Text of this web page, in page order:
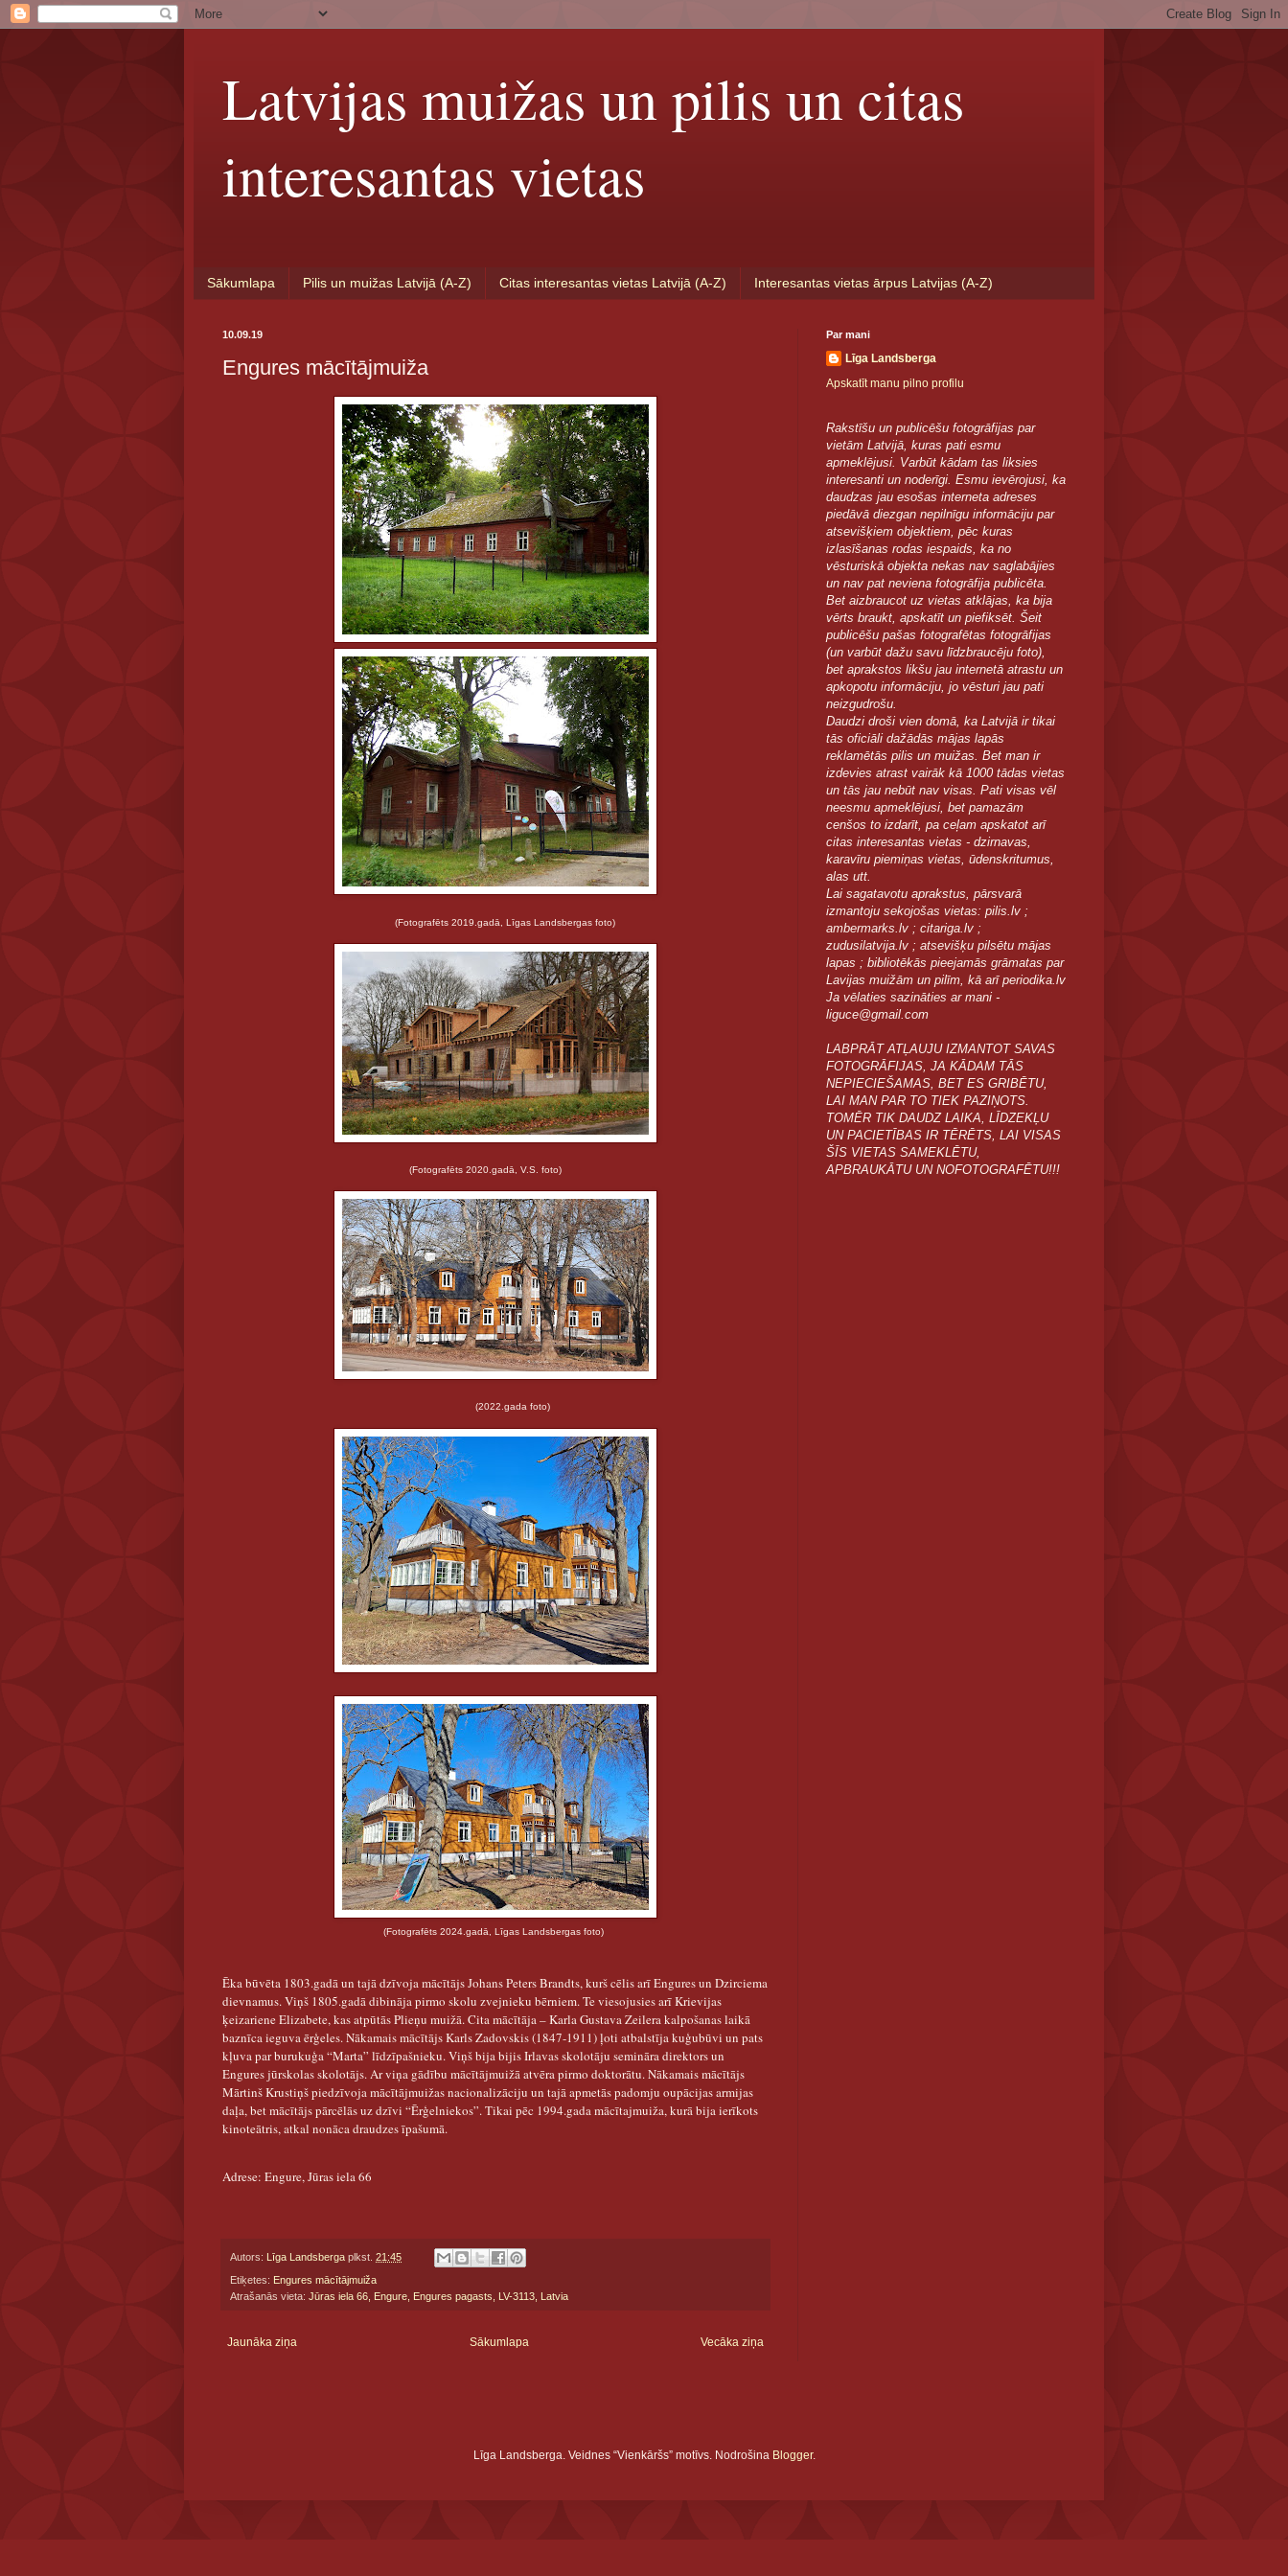
Latvijas muižas un pilis un citas
interesantas vietas
Sākumlapa Pilis un muižas Latvijā (A-Z) Citas interesantas vietas Latvijā (A-Z) Interesantas vietas ārpus Latvijas (A-Z)
10.09.19
Engures mācītājmuiža
(Fotografēts 2019.gadā, Līgas Landsbergas foto)
(Fotografēts 2020.gadā, V.S. foto)
(2022.gada foto)
(Fotografēts 2024.gadā, Līgas Landsbergas foto)
Ēka būvēta 1803.gadā un tajā dzīvoja mācītājs Johans Peters Brandts, kurš cēlis arī Engures un Dzirciema
dievnamus. Viņš 1805.gadā dibināja pirmo skolu zvejnieku bērniem. Te viesojusies arī Krievijas
ķeizariene Elizabete, kas atpūtās Plieņu muižā. Cita mācītāja – Karla Gustava Zeilera kalpošanas laikā
baznīca ieguva ērģeles. Nākamais mācītājs Karls Zadovskis (1847-1911) ļoti atbalstīja kuģubūvi un pats
kļuva par burukuģa “Marta” līdzīpašnieku. Viņš bija bijis Irlavas skolotāju semināra direktors un
Engures jūrskolas skolotājs. Ar viņa gādību mācītājmuižā atvēra pirmo doktorātu. Nākamais mācītājs
Mārtinš Krustiņš piedzīvoja mācītājmuižas nacionalizāciju un tajā apmetās padomju oupācijas armijas
daļa, bet mācītājs pārcēlās uz dzīvi “Ērģelniekos”. Tikai pēc 1994.gada mācītajmuiža, kurā bija ierīkots
kinoteātris, atkal nonāca draudzes īpašumā.
Adrese: Engure, Jūras iela 66
Autors: Līga Landsberga plkst. 21:45
Etiķetes: Engures mācītājmuiža
Atrašanās vieta: Jūras iela 66, Engure, Engures pagasts, LV-3113, Latvia
Jaunāka ziņa Vecāka ziņa
Sākumlapa
Par mani
Līga Landsberga
Apskatīt manu pilno profilu
Rakstīšu un publicēšu fotogrāfijas par
vietām Latvijā, kuras pati esmu
apmeklējusi. Varbūt kādam tas liksies
interesanti un noderīgi. Esmu ievērojusi, ka
daudzas jau esošas interneta adreses
piedāvā diezgan nepilnīgu informāciju par
atsevišķiem objektiem, pēc kuras
izlasīšanas rodas iespaids, ka no
vēsturiskā objekta nekas nav saglabājies
un nav pat neviena fotogrāfija publicēta.
Bet aizbraucot uz vietas atklājas, ka bija
vērts braukt, apskatīt un piefiksēt. Šeit
publicēšu pašas fotografētas fotogrāfijas
(un varbūt dažu savu līdzbraucēju foto),
bet aprakstos likšu jau internetā atrastu un
apkopotu informāciju, jo vēsturi jau pati
neizgudrošu.
Daudzi droši vien domā, ka Latvijā ir tikai
tās oficiāli dažādās mājas lapās
reklamētās pilis un muižas. Bet man ir
izdevies atrast vairāk kā 1000 tādas vietas
un tās jau nebūt nav visas. Pati visas vēl
neesmu apmeklējusi, bet pamazām
cenšos to izdarīt, pa ceļam apskatot arī
citas interesantas vietas - dzirnavas,
karavīru piemiņas vietas, ūdenskritumus,
alas utt.
Lai sagatavotu aprakstus, pārsvarā
izmantoju sekojošas vietas: pilis.lv ;
ambermarks.lv ; citariga.lv ;
zudusilatvija.lv ; atsevišķu pilsētu mājas
lapas ; bibliotēkās pieejamās grāmatas par
Lavijas muižām un pilīm, kā arī periodika.lv
Ja vēlaties sazināties ar mani -
liguce@gmail.com
LABPRĀT ATĻAUJU IZMANTOT SAVAS
FOTOGRĀFIJAS, JA KĀDAM TĀS
NEPIECIEŠAMAS, BET ES GRIBĒTU,
LAI MAN PAR TO TIEK PAZIŅOTS.
TOMĒR TIK DAUDZ LAIKA, LĪDZEKĻU
UN PACIETĪBAS IR TĒRĒTS, LAI VISAS
ŠĪS VIETAS SAMEKLĒTU,
APBRAUKĀTU UN NOFOTOGRAFĒTU!!!
Līga Landsberga. Veidnes “Vienkāršs” motīvs. Nodrošina Blogger.